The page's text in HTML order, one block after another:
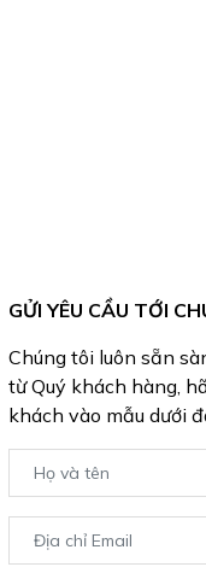
GỬI YÊU CẦU TỚI
Chúng tôi luôn sẵn
từ Quý khách hàng,
khách vào mẫu dưới